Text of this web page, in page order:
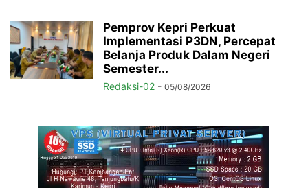
Pemprov Kepri Perkuat
Implementasi P3DN, Percepat
Belanja Produk Dalam Negeri
Semester...
Redaksi-02 - 05/08/2026